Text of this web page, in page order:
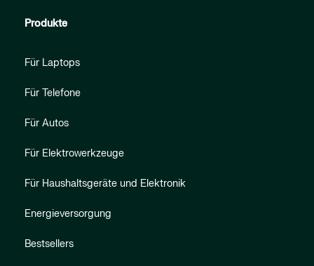
Produkte
Für Laptops
Für Telefone
Für Autos
Für Elektrowerkzeuge
Für Haushaltsgeräte und Elektronik
Energieversorgung
Bestsellers